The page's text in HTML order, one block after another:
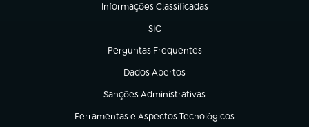
Informações Classificadas
(abre em nova aba)
SIC
(abre em nova aba)
Perguntas Frequentes
(abre em nova aba)
Dados Abertos
(abre em nova aba)
Sanções Administrativas
(abre em nova aba)
Ferramentas e Aspectos Tecnológicos
(abre em nova aba)